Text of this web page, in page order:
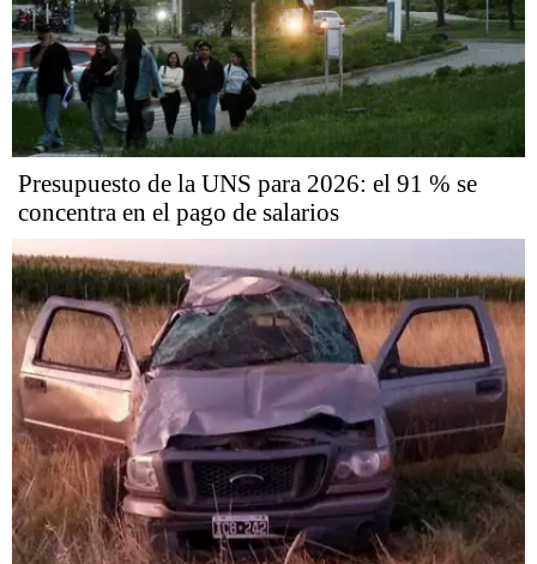
Presupuesto de la UNS para 2026: el 91 % se
concentra en el pago de salarios